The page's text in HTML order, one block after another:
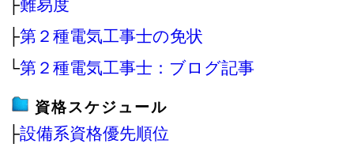
├難易度
├第２種電気工事士の免状
└第２種電気工事士：ブログ記事
資格スケジュール
├設備系資格優先順位